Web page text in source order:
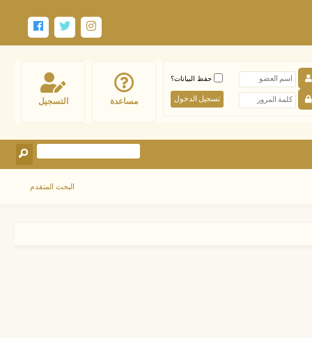
التسجيل مساعدة
حفظ البيانات؟
البحث المتقدم